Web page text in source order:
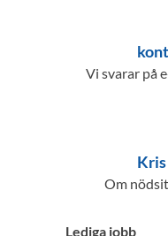
Vi svarar på
Om
Lediga jobb